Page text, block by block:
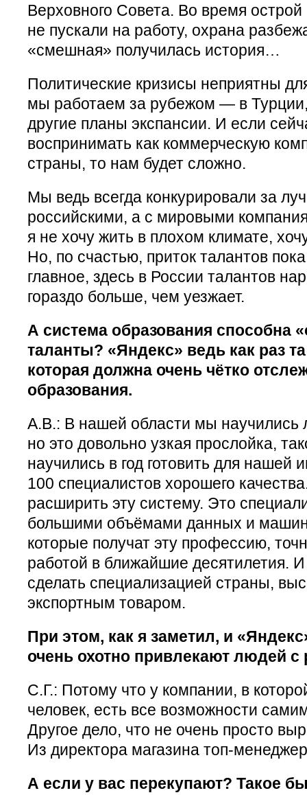
Верховного Совета. Во время
не пускали на работу, охрана
«смешная» получилась история…
Политические кризисы неприятны
мы работаем за рубежом — в
другие планы экспансии. И если
воспринимать как коммерческую
страны, то нам будет сложно.
Мы ведь всегда конкурировали за
российскими, а с мировыми
я не хочу жить в плохом климате,
Но, по счастью, приток талантов
главное, здесь в России талантов
гораздо больше, чем уезжает.
А система образования способна
таланты? «Яндекс» ведь как раз
которая должна очень чётко
образования.
А.В.: В нашей области мы научились
но это довольно узкая прослойка,
научились в год готовить для нашей
100 специалистов хорошего
расширить эту систему. Это
большими объёмами данных и
которые получат эту профессию,
работой в ближайшие десятилетия.
сделать специализацией страны,
экспортным товаром.
При этом, как я заметил, и
очень охотно привлекают людей с
С.Г.: Потому что у компании, в
человек, есть все возможности
Другое дело, что не очень просто
Из директора магазина топ-
А если у вас перекупают? Такое